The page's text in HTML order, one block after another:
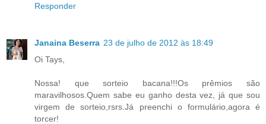
Responder
Janaina Beserra 23 de julho de 2012 às 18:49
Oi Tays,
Nossa! que sorteio bacana!!!Os prêmios são
maravilhosos.Quem sabe eu ganho desta vez, já que sou
virgem de sorteio,rsrs.Já preenchi o formulário,agora é
torcer!